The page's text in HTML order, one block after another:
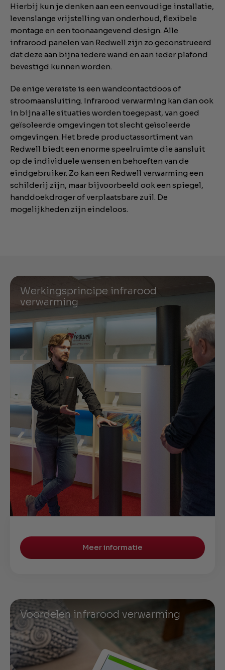
Hierbij kun je denken aan een eenvoudige installatie,
levenslange vrijstelling van onderhoud, flexibele
montage en een toonaangevend design. Alle
infrarood panelen van Redwell zijn zo geconstrueerd
dat deze aan bijna iedere wand en aan ieder plafond
bevestigd kunnen worden.
De enige vereiste is een wandcontactdoos of
stroomaansluiting. Infrarood verwarming kan dan ook
in bijna alle situaties worden toegepast, van goed
geïsoleerde omgevingen tot slecht geïsoleerde
omgevingen. Het brede productassortiment van
Redwell biedt een enorme speelruimte die aansluit
op de individuele wensen en behoeften van de
eindgebruiker. Zo kan een Redwell verwarming een
schilderij zijn, maar bijvoorbeeld ook een spiegel,
handdoekdroger of verplaatsbare zuil. De
mogelijkheden zijn eindeloos.
Werkingsprincipe infrarood
verwarming
Meer informatie
Voordelen infrarood verwarming